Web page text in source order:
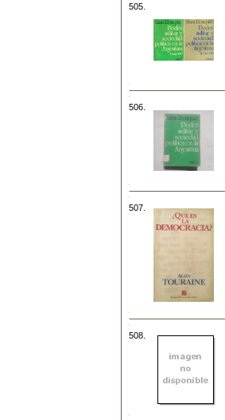
505.
506.
507.
508.